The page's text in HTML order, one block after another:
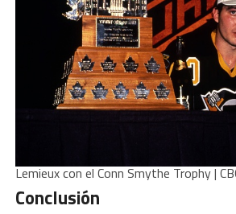
Lemieux con el Conn Smythe Trophy |
Conclusión